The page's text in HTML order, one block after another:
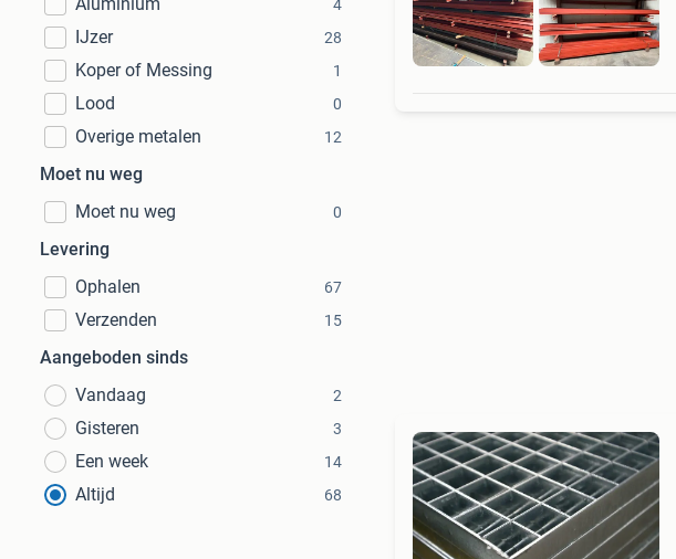
4
IJzer 28
Koper of Messing 1
Lood 0
Overige metalen 12
Moet nu weg
Moet nu weg
0
Levering
Ophalen
67
Verzenden 15
Aangeboden sinds
Vandaag
2
Gisteren 3
Een week 14
Altijd 68